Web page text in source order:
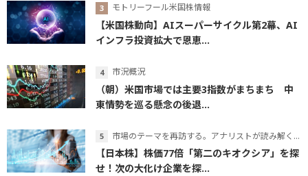
モトリーフール米国株情報
【米国株動向】AIスーパーサイクル第2幕、AI
インフラ投資拡大で恩恵...
市況概況
（朝）米国市場では主要3指数がまちまち 中
東情勢を巡る懸念の後退...
市場のテーマを再訪する。アナリストが読み解くテーマの本質
【日本株】株価77倍「第二のキオクシア」を探
せ！次の大化け企業を探...